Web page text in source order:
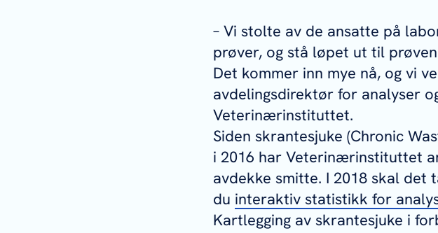
– Vi stolte av de ansatte på
prøver, og stå løpet ut til
Det kommer inn mye nå, og vi
avdelingsdirektør for analyser
Veterinærinstituttet.
Siden skrantesjuke (Chronic
i 2016 har Veterinærinstituttet
avdekke smitte. I 2018 skal det
du interaktiv statistikk for
Kartlegging av skrantesjuke i